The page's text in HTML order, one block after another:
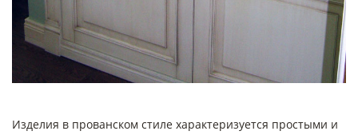
Изделия в прованском стиле характеризуется простыми и